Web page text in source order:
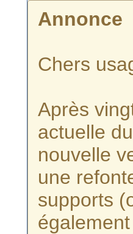
Annonce
Chers
Après
actuelle
nouvelle
une
supports